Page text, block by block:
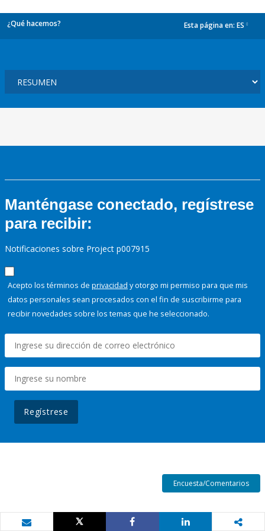
¿Qué hacemos? Esta página en: ES
Manténgase conectado, regístrese
para recibir:
Notificaciones sobre Project p007915
Acepto los términos de privacidad y otorgo mi permiso para que mis
datos personales sean procesados con el fin de suscribirme para
recibir novedades sobre los temas que he seleccionado.
Regístrese
Encuesta/Comentarios